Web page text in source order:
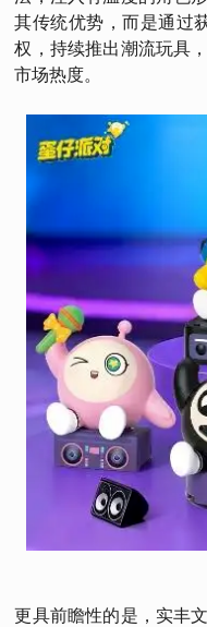
其传统优势，而是通过
权，持续推出潮流玩具
市场热度。
更具前瞻性的是，实丰